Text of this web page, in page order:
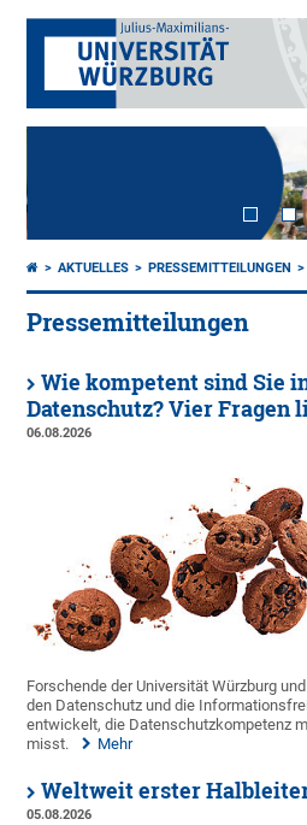
AKTUELLES PRESSEMITTEILUNGEN
Pressemitteilungen
Wie kompetent sind Sie
Datenschutz? Vier
06.08.2026
Forschende der Universität Würzburg
den Datenschutz und die
entwickelt, die Datenschutzkompetenz
misst.
Mehr
Weltweit erster
05.08.2026